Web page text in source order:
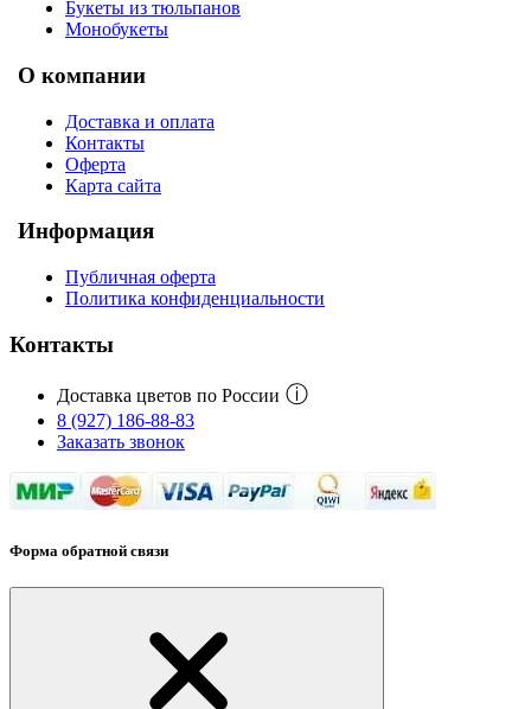
Букеты из тюльпанов
Монобукеты
О компании
Доставка и оплата
Контакты
Оферта
Карта сайта
Информация
Публичная оферта
Политика конфиденциальности
Контакты
Доставка цветов по России ⓘ
8 (927) 186-88-83
Заказать звонок
Форма обратной связи